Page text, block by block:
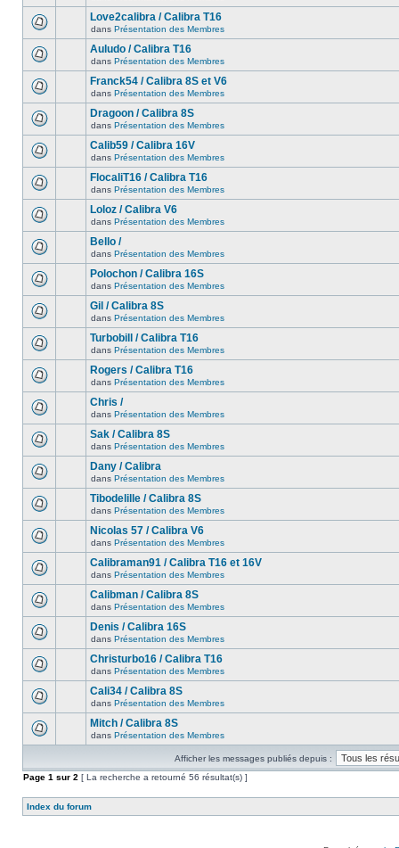
Love2calibra / Calibra T16
dans Présentation des Membres
Auludo / Calibra T16
dans Présentation des Membres
Franck54 / Calibra 8S et V6
dans Présentation des Membres
Dragoon / Calibra 8S
dans Présentation des Membres
Calib59 / Calibra 16V
dans Présentation des Membres
FlocaliT16 / Calibra T16
dans Présentation des Membres
Loloz / Calibra V6
dans Présentation des Membres
Bello /
dans Présentation des Membres
Polochon / Calibra 16S
dans Présentation des Membres
Gil / Calibra 8S
dans Présentation des Membres
Turbobill / Calibra T16
dans Présentation des Membres
Rogers / Calibra T16
dans Présentation des Membres
Chris /
dans Présentation des Membres
Sak / Calibra 8S
dans Présentation des Membres
Dany / Calibra
dans Présentation des Membres
Tibodelille / Calibra 8S
dans Présentation des Membres
Nicolas 57 / Calibra V6
dans Présentation des Membres
Calibraman91 / Calibra T16 et 16V
dans Présentation des Membres
Calibman / Calibra 8S
dans Présentation des Membres
Denis / Calibra 16S
dans Présentation des Membres
Christurbo16 / Calibra T16
dans Présentation des Membres
Cali34 / Calibra 8S
dans Présentation des Membres
Mitch / Calibra 8S
dans Présentation des Membres
Afficher les messages publiés depuis :
Page 1 sur 2 [ La recherche a retourné 56 résultat(s) ]
Index du forum